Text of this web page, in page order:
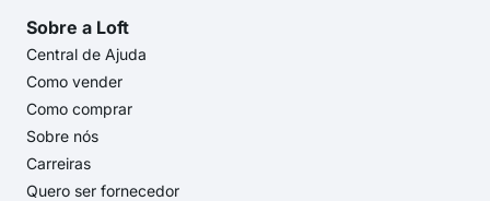
Sobre a Loft
Central de Ajuda
Como vender
Como comprar
Sobre nós
Carreiras
Quero ser fornecedor